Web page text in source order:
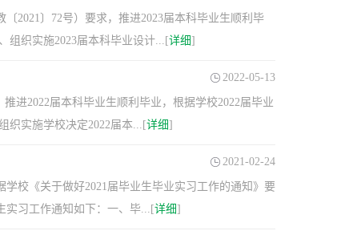
2021〕72号）要求，推进2023届本科毕业生顺利毕
组织实施2023届本科毕业设计...[详细]
2022-05-13
进2022届本科毕业生顺利毕业，根据学校2022届毕业
织实施学校决定2022届本...[详细]
2021-02-24
校《关于做好2021届毕业生毕业实习工作的通知》要
实习工作通知如下：一、毕...[详细]